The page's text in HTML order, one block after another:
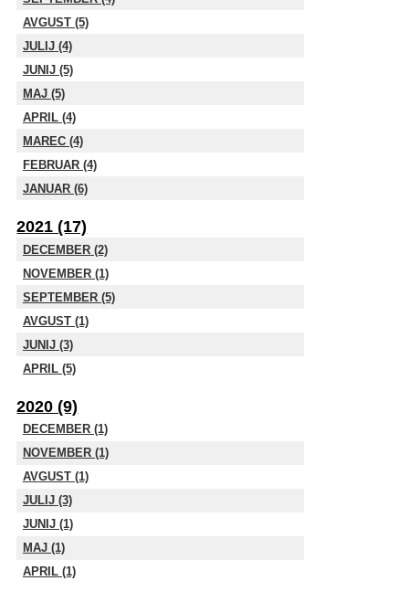
AVGUST (5)
JULIJ (4)
JUNIJ (5)
MAJ (5)
APRIL (4)
MAREC (4)
FEBRUAR (4)
JANUAR (6)
2021 (17)
DECEMBER (2)
NOVEMBER (1)
SEPTEMBER (5)
AVGUST (1)
JUNIJ (3)
APRIL (5)
2020 (9)
DECEMBER (1)
NOVEMBER (1)
AVGUST (1)
JULIJ (3)
JUNIJ (1)
MAJ (1)
APRIL (1)